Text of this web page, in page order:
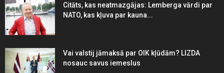
Citāts, kas neatmazgājas: Lemberga vārdi par
NATO, kas kļuva par kauna...
Vai valstij jāmaksā par OIK kļūdām? LIZDA
nosauc savus iemeslus